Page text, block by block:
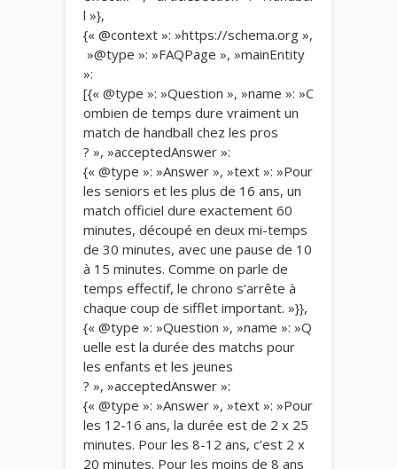
l »},
{« @context »: »https://schema.org »,
»@type »: »FAQPage », »mainEntity
»:
[{« @type »: »Question », »name »: »C
ombien de temps dure vraiment un
match de handball chez les pros
? », »acceptedAnswer »:
{« @type »: »Answer », »text »: »Pour
les seniors et les plus de 16 ans, un
match officiel dure exactement 60
minutes, découpé en deux mi-temps
de 30 minutes, avec une pause de 10
à 15 minutes. Comme on parle de
temps effectif, le chrono s’arrête à
chaque coup de sifflet important. »}},
{« @type »: »Question », »name »: »Q
uelle est la durée des matchs pour
les enfants et les jeunes
? », »acceptedAnswer »:
{« @type »: »Answer », »text »: »Pour
les 12-16 ans, la durée est de 2 x 25
minutes. Pour les 8-12 ans, c’est 2 x
20 minutes. Pour les moins de 8 ans